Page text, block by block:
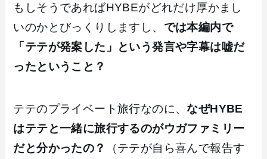
もしそうであればHYBEがどれだけ厚かまし
いのかとびっくりしますし、 では本編内で
「テテが発案した」という発言や字幕は嘘だ
ったということ？
テテのプライベート旅行なのに、なぜHYBE
はテテと一緒に旅行するのがウガファミリー
だと分かったの？
（テテが自ら喜んで報告す